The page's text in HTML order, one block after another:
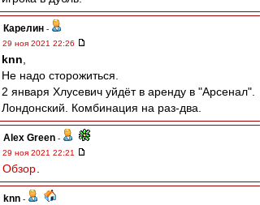
Карелин -
29 ноя 2021 22:26
knn
Не надо сторожиться.
2 января Хлусевич уйдёт в аренду в "Арсенал".
Лондонский. Комбинация на раз-два.
Alex Green -
29 ноя 2021 22:21
Обзор
knn -